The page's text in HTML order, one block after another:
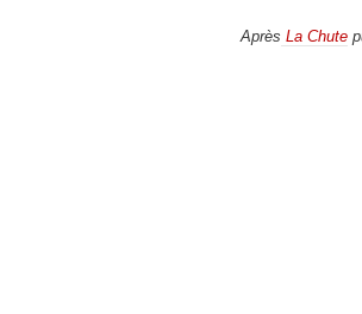
Après La Chute